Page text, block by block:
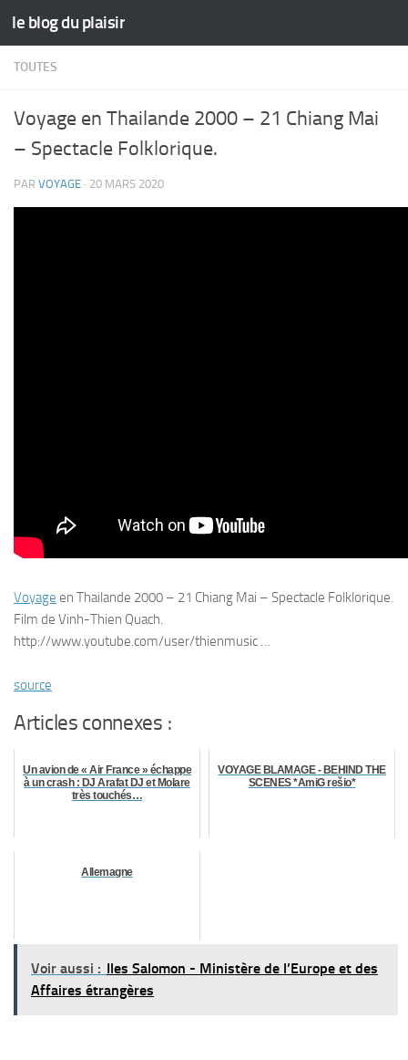
Skip to content
le blog du plaisir
TOUTES
Voyage en Thailande 2000 – 21 Chiang Mai
– Spectacle Folklorique.
PAR VOYAGE · 20 MARS 2020
Voyage en Thailande 2000 – 21 Chiang Mai – Spectacle Folklorique.
Film de Vinh-Thien Quach.
http://www.youtube.com/user/thienmusic …
source
Articles connexes :
Un avion de « Air France » échappe
à un crash : DJ Arafat DJ et Molare
très touchés…
VOYAGE BLAMAGE - BEHIND THE
SCENES *AmiG rešio*
Allemagne
Voir aussi : Iles Salomon - Ministère de l’Europe et des
Affaires étrangères